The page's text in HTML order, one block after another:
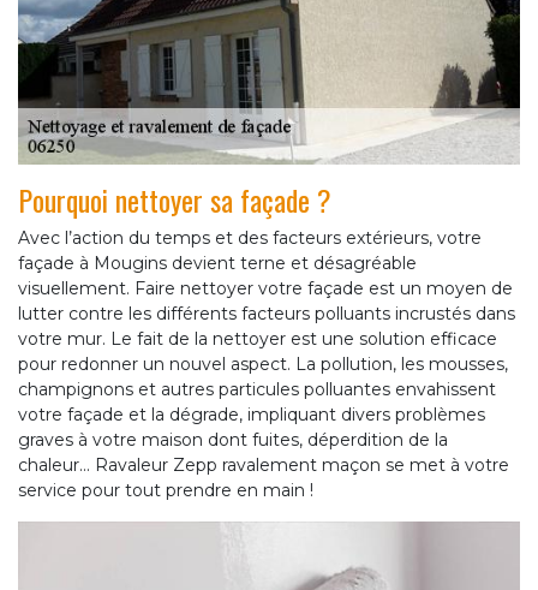
Pourquoi nettoyer sa façade ?
Avec l’action du temps et des facteurs extérieurs, votre
façade à Mougins devient terne et désagréable
visuellement. Faire nettoyer votre façade est un moyen de
lutter contre les différents facteurs polluants incrustés dans
votre mur. Le fait de la nettoyer est une solution efficace
pour redonner un nouvel aspect. La pollution, les mousses,
champignons et autres particules polluantes envahissent
votre façade et la dégrade, impliquant divers problèmes
graves à votre maison dont fuites, déperdition de la
chaleur... Ravaleur Zepp ravalement maçon se met à votre
service pour tout prendre en main !